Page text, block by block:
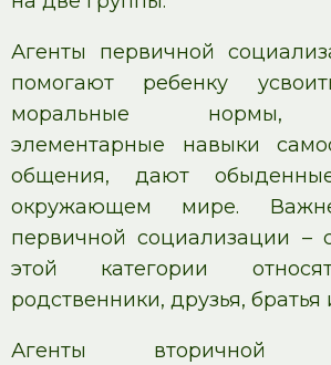
Агенты первичной
помогают ребенку
моральные нормы,
элементарные навыки
общения, дают
окружающем мире.
первичной социализации –
этой категории
родственники, друзья, братья
Агенты вторичной